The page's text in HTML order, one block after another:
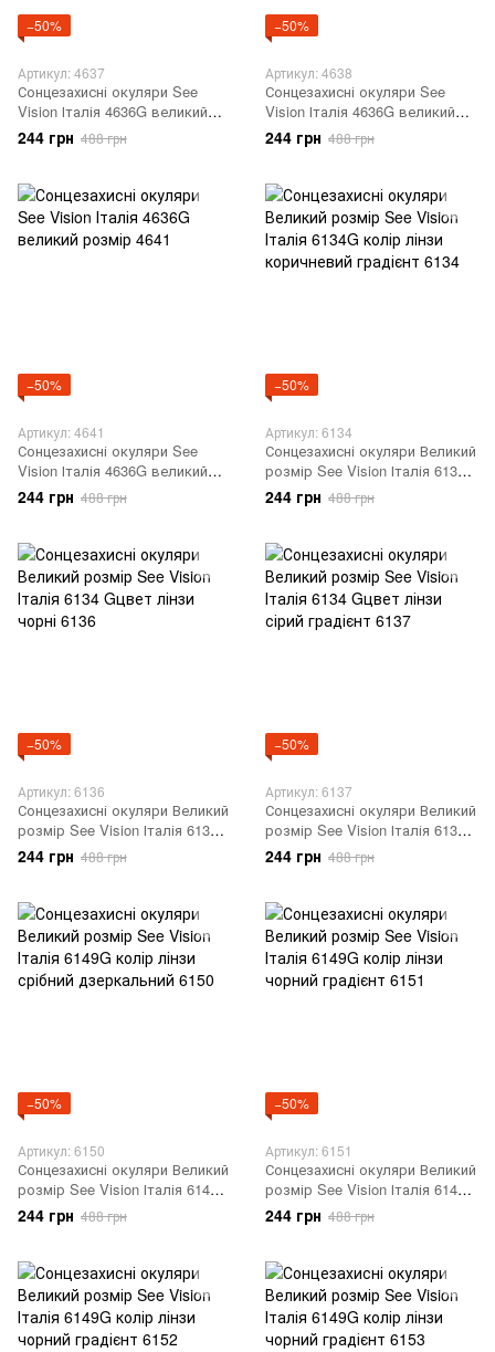
−50%
Артикул: 4637
Сонцезахисні окуляри See
Vision Італія 4636G великий
розмір 4637
244 грн 488 грн
−50%
Артикул: 4638
Сонцезахисні окуляри See
Vision Італія 4636G великий
розмір 4638
244 грн 488 грн
−50%
Артикул: 4641
Сонцезахисні окуляри See
Vision Італія 4636G великий
розмір 4641
244 грн 488 грн
−50%
Артикул: 6134
Сонцезахисні окуляри Великий
розмір See Vision Італія 6134G
колір лінзи коричневий
градієнт 6134
244 грн 488 грн
−50%
Артикул: 6136
Сонцезахисні окуляри Великий
розмір See Vision Італія 6134
Gцвет лінзи чорні 6136
244 грн 488 грн
−50%
Артикул: 6137
Сонцезахисні окуляри Великий
розмір See Vision Італія 6134
Gцвет лінзи сірий градієнт
6137
244 грн 488 грн
−50%
Артикул: 6150
Сонцезахисні окуляри Великий
розмір See Vision Італія 6149G
колір лінзи срібний
дзеркальний 6150
244 грн 488 грн
−50%
Артикул: 6151
Сонцезахисні окуляри Великий
розмір See Vision Італія 6149G
колір лінзи чорний градієнт
6151
244 грн 488 грн